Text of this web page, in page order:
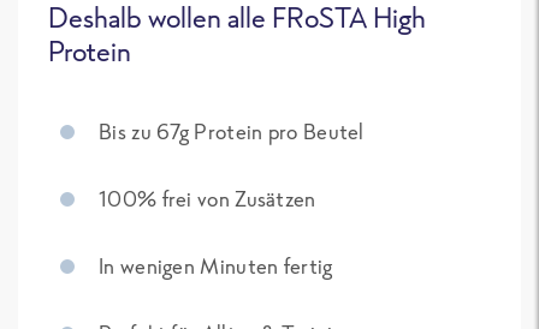
Deshalb wollen alle FRoSTA High
Protein
Bis zu 67g Protein pro Beutel
100% frei von Zusätzen
In wenigen Minuten fertig